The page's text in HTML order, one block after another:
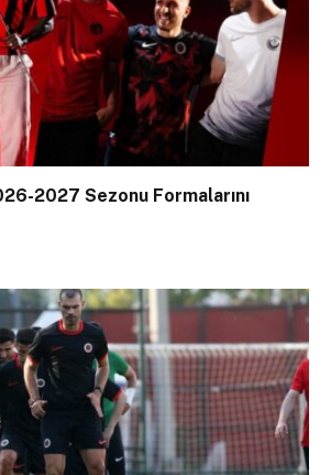
2027 Sezonu Formalarını